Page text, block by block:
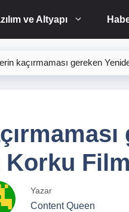
ve Altyapı
kaçırmaması gereken
Korku
Yazar
Content Queen